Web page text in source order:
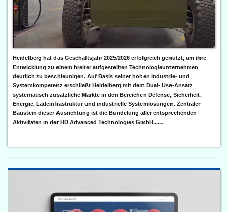
Heidelberg hat das Geschäftsjahr 2025/2026 erfolgreich genutzt, um ihre
Entwicklung zu einem breiter aufgestellten Technologieunternehmen
deutlich zu beschleunigen. Auf Basis seiner hohen Industrie- und
Systemkompetenz erschließt Heidelberg mit dem Dual- Use-Ansatz
systematisch zusätzliche Märkte in den Bereichen Defense, Sicherheit,
Energie, Ladeinfrastruktur und industrielle Systemlösungen. Zentraler
Baustein dieser Ausrichtung ist die Bündelung aller entsprechenden
Aktivitäten in der HD Advanced Technologies GmbH.......